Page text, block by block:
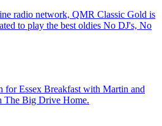
radio network, QMR Classic Gold is
to play the best oldies No DJ's, No
for Essex Breakfast with Martin and
The Big Drive Home.